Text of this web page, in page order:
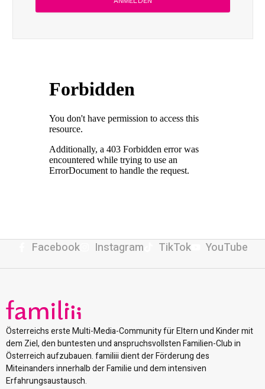
Facebook Instagram TikTok YouTube
Österreichs erste Multi-Media-Community für Eltern und Kinder mit
dem Ziel, den buntesten und anspruchsvollsten Familien-Club in
Österreich aufzubauen. familiii dient der Förderung des
Miteinanders innerhalb der Familie und dem intensiven
Erfahrungsaustausch.